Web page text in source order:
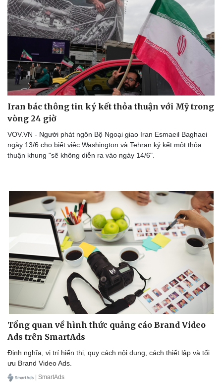
Sức khỏe
Dinh dưỡng - món ngon
Nhi khoa
Nam khoa
Làm đẹp - giảm cân
Phòng mạch online
Ăn sạch sống khỏe
Đời sống
Iran bác thông tin ký kết thỏa thuận với Mỹ trong
vòng 24 giờ
VOV.VN - Người phát ngôn Bộ Ngoại giao Iran Esmaeil Baghaei
ngày 13/6 cho biết việc Washington và Tehran ký kết một thỏa
thuận khung "sẽ không diễn ra vào ngày 14/6".
Tổng quan về hình thức quảng cáo Brand Video
Ads trên SmartAds
Định nghĩa, vị trí hiển thị, quy cách nội dung, cách thiết lập và tối
ưu Brand Video Ads.
| SmartAds